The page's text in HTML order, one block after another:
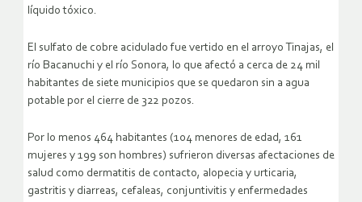
líquido tóxico.
El sulfato de cobre acidulado fue vertido en el arroyo Tinajas, el
río Bacanuchi y el río Sonora, lo que afectó a cerca de 24 mil
habitantes de siete municipios que se quedaron sin a agua
potable por el cierre de 322 pozos.
Por lo menos 464 habitantes (104 menores de edad, 161
mujeres y 199 son hombres) sufrieron diversas afectaciones de
salud como dermatitis de contacto, alopecia y urticaria,
gastritis y diarreas, cefaleas, conjuntivitis y enfermedades